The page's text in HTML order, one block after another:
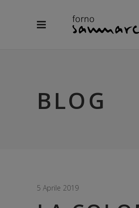
BLOG
5 Aprile 2019